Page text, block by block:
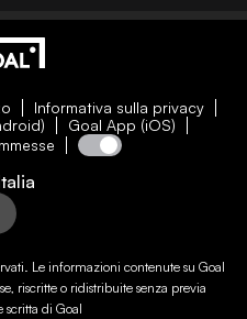
Informativa sulla privacy
Goal App (iOS)
Le informazioni contenute su Goal
riscritte o ridistribuite senza previa
scritta di Goal